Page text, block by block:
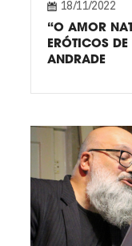
18/11/2022
“O AMOR
ERÓTICOS
ANDRADE